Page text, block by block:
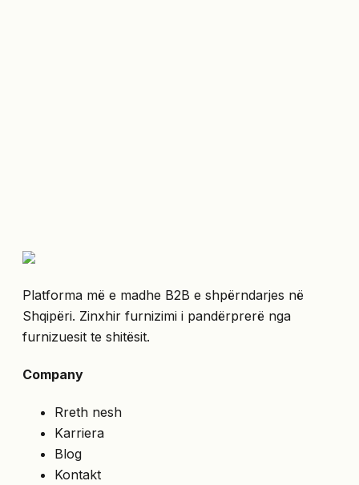
Platforma më e madhe B2B e shpërndarjes në
Shqipëri. Zinxhir furnizimi i pandërprerë nga
furnizuesit te shitësit.
Company
Rreth nesh
Karriera
Blog
Kontakt